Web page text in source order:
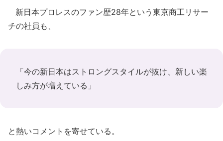
新日本プロレスのファン歴28年という東京商工リサー
チの社員も、
「今の新日本はストロングスタイルが抜け、新しい楽
しみ方が増えている」
と熱いコメントを寄せている。